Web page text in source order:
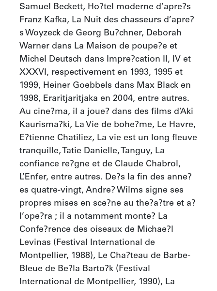
Samuel Beckett, Ho?tel moderne d’apre?s
Franz Kafka, La Nuit des chasseurs d’apre?
s Woyzeck de Georg Bu?chner, Deborah
Warner dans La Maison de poupe?e et
Michel Deutsch dans Impre?cation II, IV et
XXXVI, respectivement en 1993, 1995 et
1999, Heiner Goebbels dans Max Black en
1998, Eraritjaritjaka en 2004, entre autres.
Au cine?ma, il a joue? dans des films d’Aki
Kaurisma?ki, La Vie de bohe?me, Le Havre,
E?tienne Chatiliez, La vie est un long fleuve
tranquille, Tatie Danielle, Tanguy, La
confiance re?gne et de Claude Chabrol,
L’Enfer, entre autres. De?s la fin des anne?
es quatre-vingt, Andre? Wilms signe ses
propres mises en sce?ne au the?a?tre et a?
l’ope?ra ; il a notamment monte? La
Confe?rence des oiseaux de Michae?l
Levinas (Festival International de
Montpellier, 1988), Le Cha?teau de Barbe-
Bleue de Be?la Barto?k (Festival
International de Montpellier, 1990), La